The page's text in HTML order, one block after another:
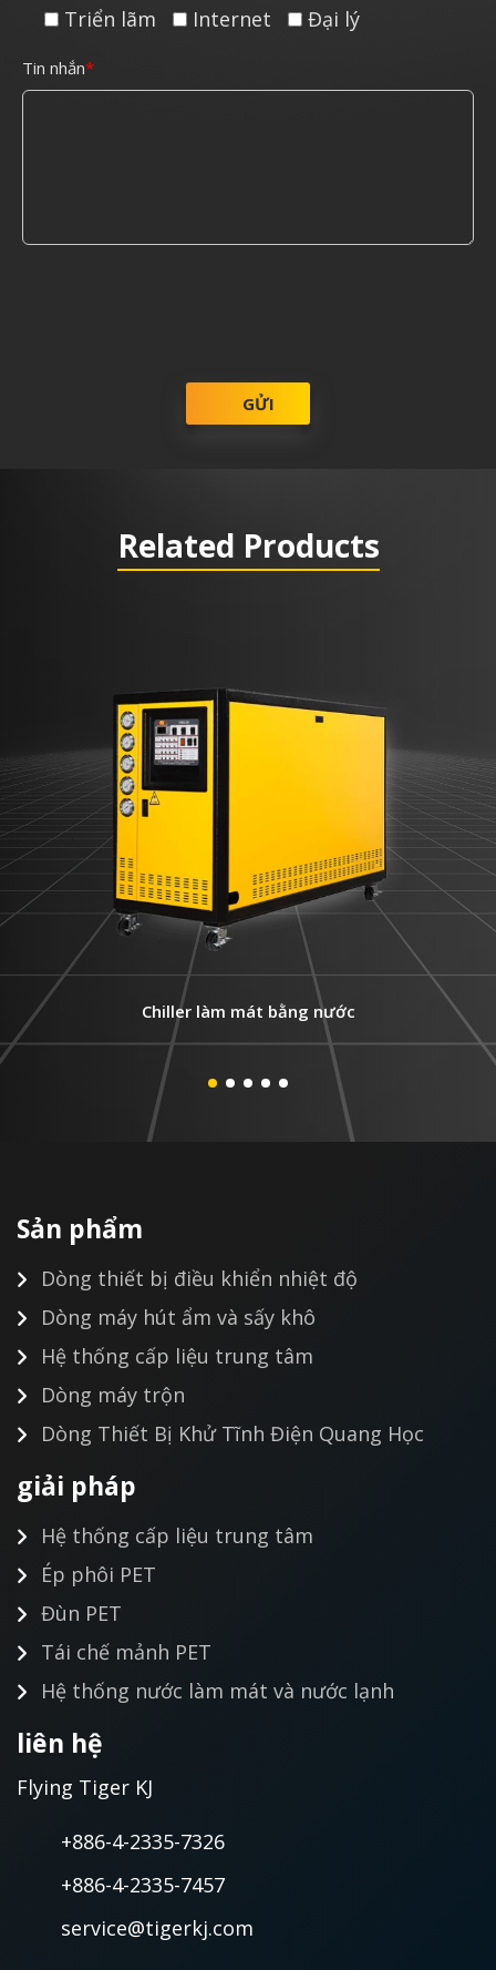
Triển lãm Internet Đại lý
Tin nhắn
GỬI
Related Products
Chiller làm mát bằng nước
Sản phẩm
Dòng thiết bị điều khiển nhiệt độ
Dòng máy hút ẩm và sấy khô
Hệ thống cấp liệu trung tâm
Dòng máy trộn
Dòng Thiết Bị Khử Tĩnh Điện Quang Học
giải pháp
Hệ thống cấp liệu trung tâm
Ép phôi PET
Đùn PET
Tái chế mảnh PET
Hệ thống nước làm mát và nước lạnh
liên hệ
Flying Tiger KJ
+886-4-2335-7326
+886-4-2335-7457
service@tigerkj.com